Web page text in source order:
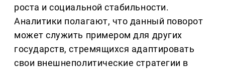
роста и социальной стабильности.
Аналитики полагают, что данный поворот
может служить примером для других
государств, стремящихся адаптировать
свои внешнеполитические стратегии в